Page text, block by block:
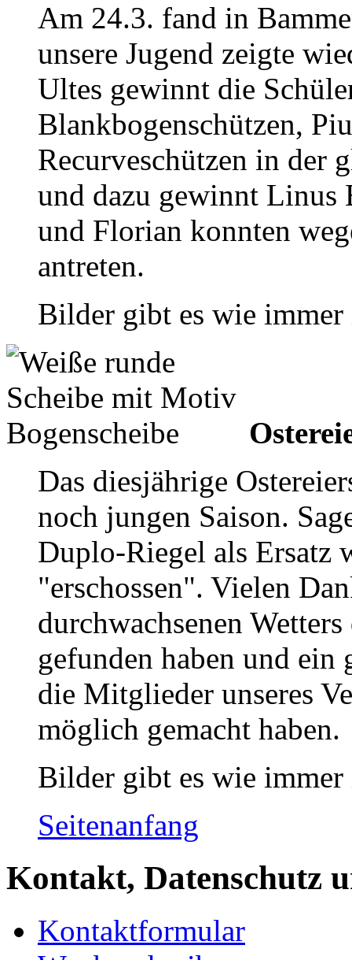
Am 24.3. fand in
unsere Jugend zeigte
Ultes gewinnt die
Blankbogenschützen,
Recurveschützen in der
und dazu gewinnt Linus
und Florian konnten
antreten.
Bilder gibt es wie
Das diesjährige
noch jungen Saison.
Duplo-Riegel als Ersatz
"erschossen". Vielen
durchwachsenen
gefunden haben und ein
die Mitglieder unseres
möglich gemacht haben.
Bilder gibt es wie
Seitenanfang
Kontakt, Datenschutz
Kontaktformular